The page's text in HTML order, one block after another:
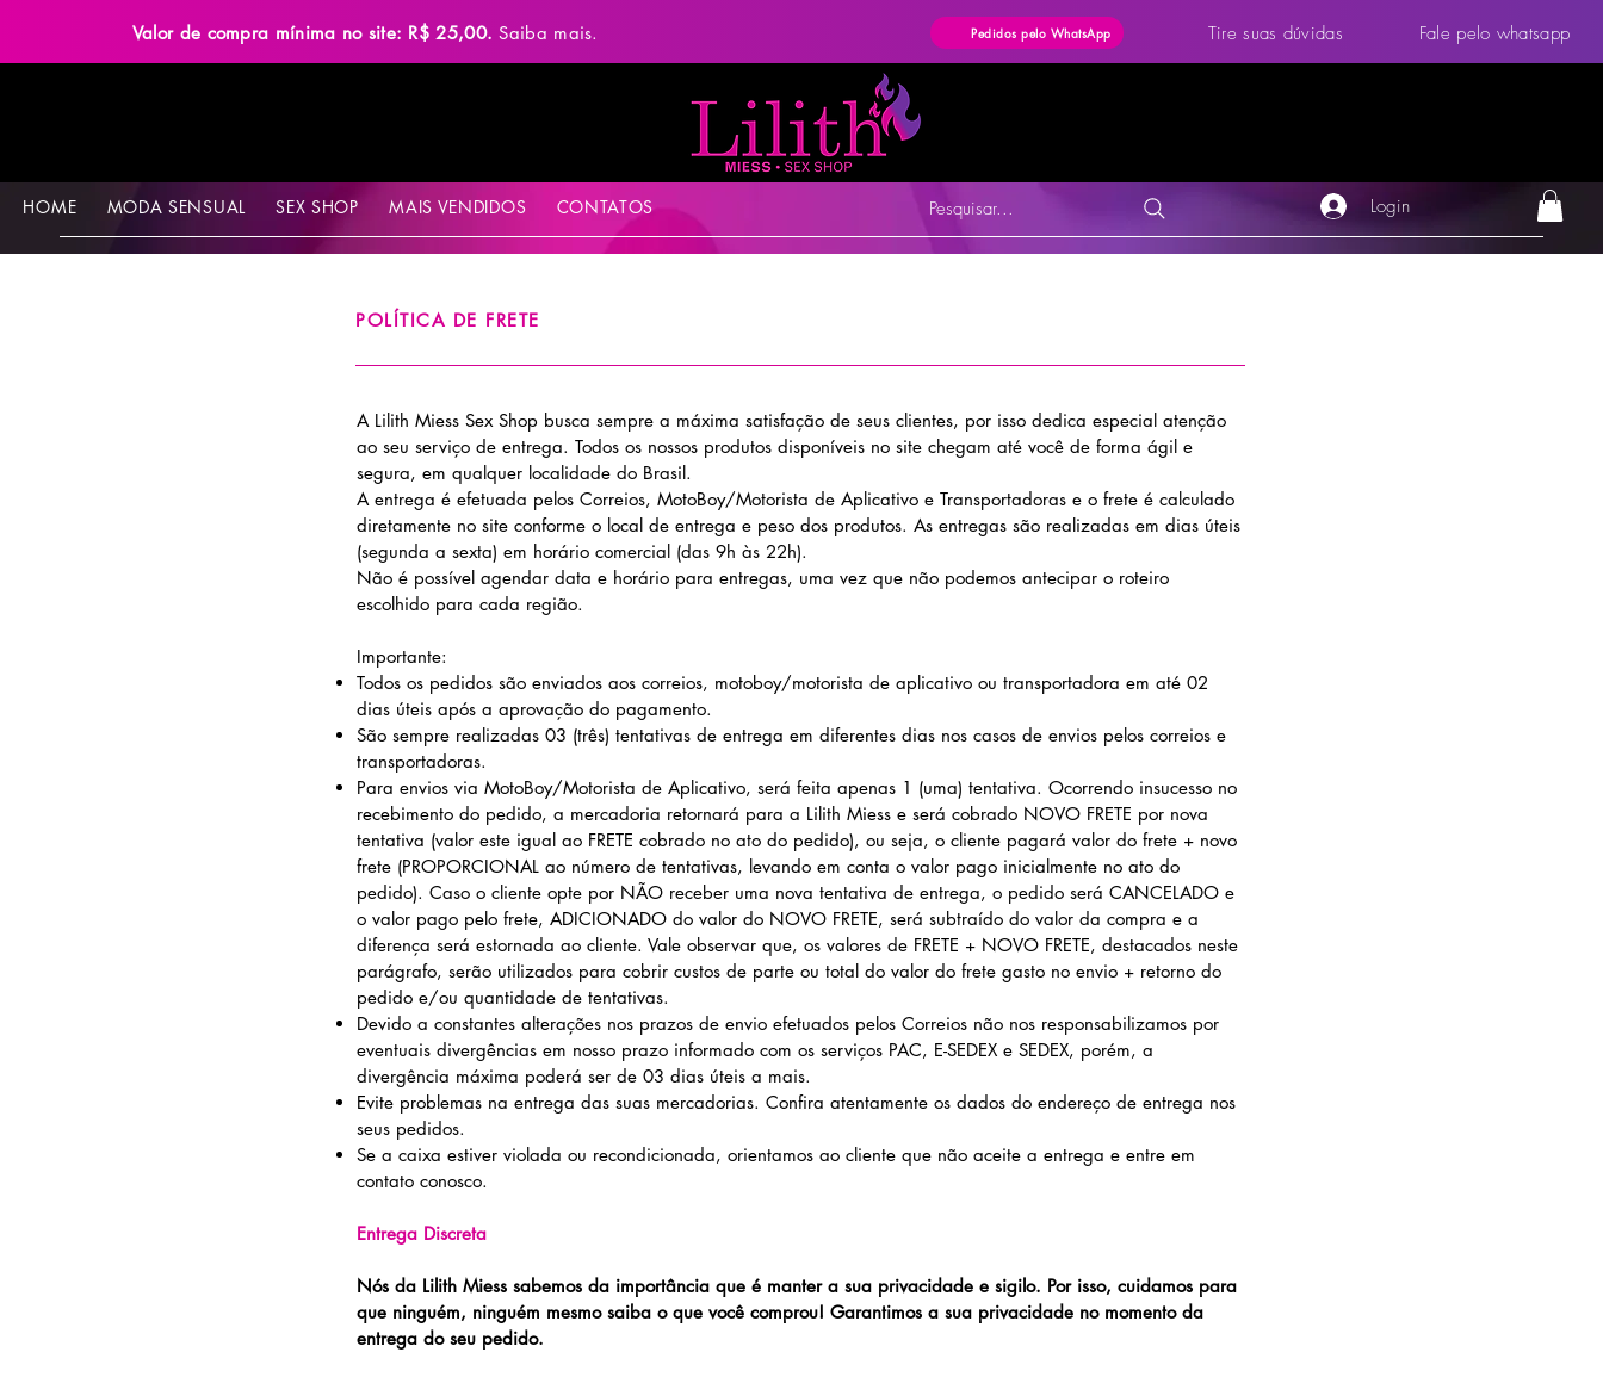
Valor de compra mínima no site: R$ 25,00.Saiba mais. Pedidos pelo WhatsApp Tire suas dúvidas Fale pelo whatsapp
HOME MODA SENSUAL SEX SHOP MAIS VENDIDOS CONTATOS Pesquisar... Login
POLÍTICA DE FRETE
A Lilith Miess Sex Shop busca sempre a máxima satisfação de seus clientes, por isso dedica especial atenção
ao seu serviço de entrega. Todos os nossos produtos disponíveis no site chegam até você de forma ágil e
segura, em qualquer localidade do Brasil.
A entrega é efetuada pelos Correios, MotoBoy/Motorista de Aplicativo e Transportadoras e o frete é calculado
diretamente no site conforme o local de entrega e peso dos produtos. As entregas são realizadas em dias úteis
(segunda a sexta) em horário comercial (das 9h às 22h).
Não é possível agendar data e horário para entregas, uma vez que não podemos antecipar o roteiro
escolhido para cada região.
Importante:
Todos os pedidos são enviados aos correios, motoboy/motorista de aplicativo ou transportadora em até 02
dias úteis após a aprovação do pagamento.
São sempre realizadas 03 (três) tentativas de entrega em diferentes dias nos casos de envios pelos correios e
transportadoras.
Para envios via MotoBoy/Motorista de Aplicativo, será feita apenas 1 (uma) tentativa. Ocorrendo insucesso no
recebimento do pedido, a mercadoria retornará para a Lilith Miess e será cobrado NOVO FRETE por nova
tentativa (valor este igual ao FRETE cobrado no ato do pedido), ou seja, o cliente pagará valor do frete + novo
frete (PROPORCIONAL ao número de tentativas, levando em conta o valor pago inicialmente no ato do
pedido). Caso o cliente opte por NÃO receber uma nova tentativa de entrega, o pedido será CANCELADO e
o valor pago pelo frete, ADICIONADO do valor do NOVO FRETE, será subtraído do valor da compra e a
diferença será estornada ao cliente. Vale observar que, os valores de FRETE + NOVO FRETE, destacados neste
parágrafo, serão utilizados para cobrir custos de parte ou total do valor do frete gasto no envio + retorno do
pedido e/ou quantidade de tentativas.
Devido a constantes alterações nos prazos de envio efetuados pelos Correios não nos responsabilizamos por
eventuais divergências em nosso prazo informado com os serviços PAC, E-SEDEX e SEDEX, porém, a
divergência máxima poderá ser de 03 dias úteis a mais.
Evite problemas na entrega das suas mercadorias. Confira atentamente os dados do endereço de entrega nos
seus pedidos.
Se a caixa estiver violada ou recondicionada, orientamos ao cliente que não aceite a entrega e entre em
contato conosco.
Entrega Discreta
Nós da Lilith Miess sabemos da importância que é manter a sua privacidade e sigilo. Por isso, cuidamos para
que ninguém, ninguém mesmo saiba o que você comprou! Garantimos a sua privacidade no momento da
entrega do seu pedido.